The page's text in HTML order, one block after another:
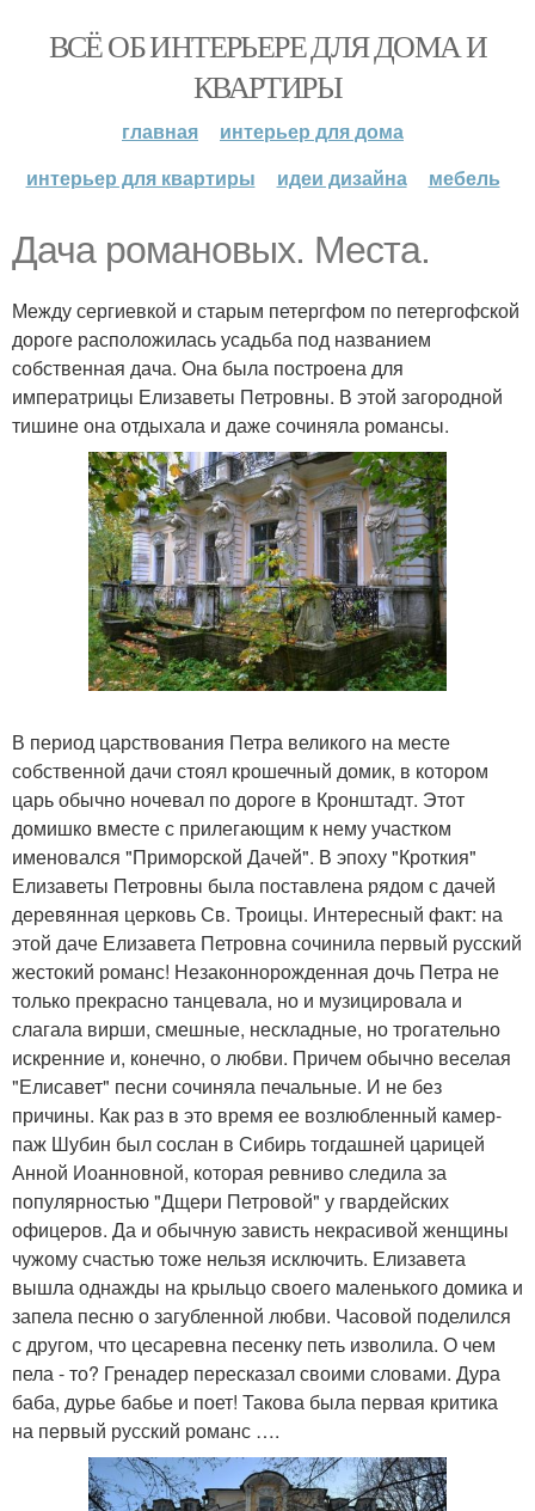
ВСЁ ОБ ИНТЕРЬЕРЕ ДЛЯ ДОМА И
КВАРТИРЫ
главная
интерьер для дома
интерьер для квартиры
идеи дизайна мебель
Дача романовых. Места.
Между сергиевкой и старым петергфом по петергофской
дороге расположилась усадьба под названием
собственная дача. Она была построена для
императрицы Елизаветы Петровны. В этой загородной
тишине она отдыхала и даже сочиняла романсы.
В период царствования Петра великого на месте
собственной дачи стоял крошечный домик, в котором
царь обычно ночевал по дороге в Кронштадт. Этот
домишко вместе с прилегающим к нему участком
именовался "Приморской Дачей". В эпоху "Кроткия"
Елизаветы Петровны была поставлена рядом с дачей
деревянная церковь Св. Троицы. Интересный факт: на
этой даче Елизавета Петровна сочинила первый русский
жестокий романс! Незаконнорожденная дочь Петра не
только прекрасно танцевала, но и музицировала и
слагала вирши, смешные, нескладные, но трогательно
искренние и, конечно, о любви. Причем обычно веселая
"Елисавет" песни сочиняла печальные. И не без
причины. Как раз в это время ее возлюбленный камер-
паж Шубин был сослан в Сибирь тогдашней царицей
Анной Иоанновной, которая ревниво следила за
популярностью "Дщери Петровой" у гвардейских
офицеров. Да и обычную зависть некрасивой женщины
чужому счастью тоже нельзя исключить. Елизавета
вышла однажды на крыльцо своего маленького домика и
запела песню о загубленной любви. Часовой поделился
с другом, что цесаревна песенку петь изволила. О чем
пела - то? Гренадер пересказал своими словами. Дура
баба, дурье бабье и поет! Такова была первая критика
на первый русский романс ….